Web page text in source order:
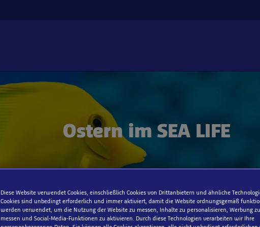
Ostern im SEA LIFE
Diese Website verwendet Cookies, einschließlich Cookies von Drittanbietern und ähnliche
Cookies sind unbedingt erforderlich und immer aktiviert, damit die Website ordnungsgemäß
werden verwendet, um die Nutzung der Website zu messen, Inhalte zu personalisieren, Werbung
messen und Social-Media-Funktionen zu aktivieren. Durch diese Technologien verarbeiten wir Ihre